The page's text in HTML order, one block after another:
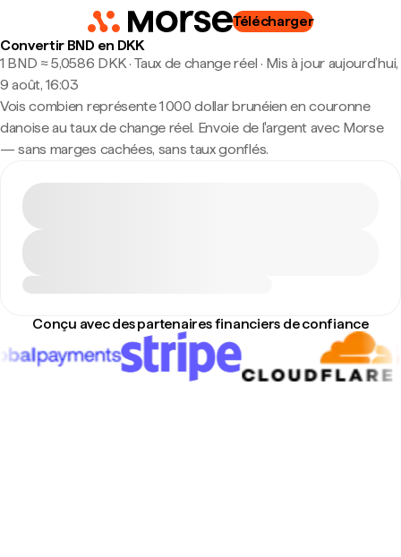
Télécharger
Convertir BND en DKK
1 BND ≈ 5,0586 DKK · Taux de change réel · Mis à jour aujourd’hui,
9 août, 16:03
Vois combien représente 1 000 dollar brunéien en couronne
danoise au taux de change réel. Envoie de l'argent avec Morse
— sans marges cachées, sans taux gonflés.
Conçu avec des partenaires financiers de confiance